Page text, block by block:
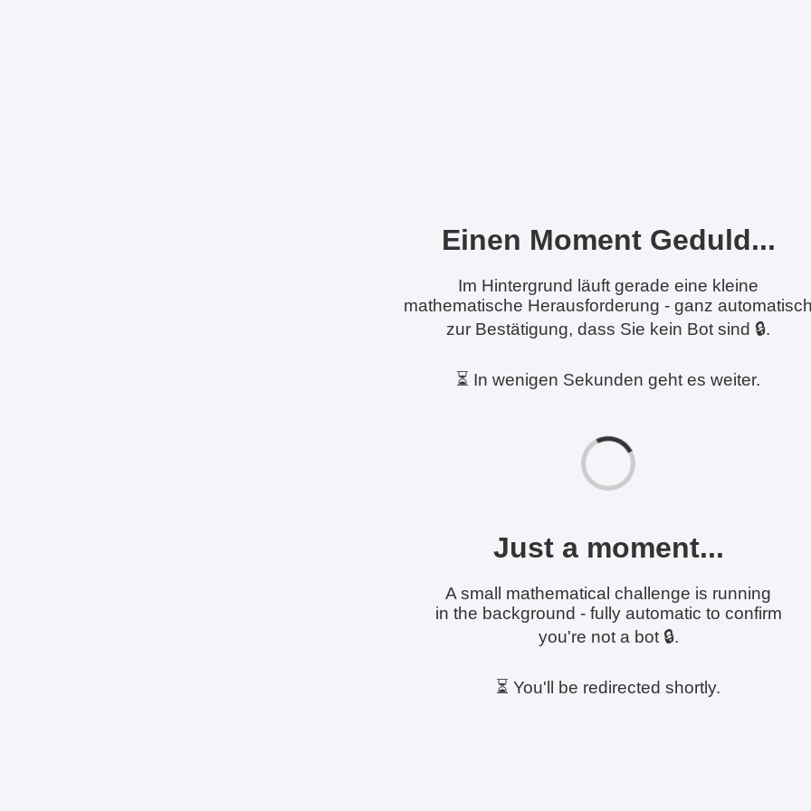
Einen Moment Geduld...
Im Hintergrund läuft gerade eine kleine
mathematische Herausforderung - ganz
zur Bestätigung, dass Sie kein Bot sind 🔒.
⏳ In wenigen Sekunden geht es weiter.
Just a moment...
A small mathematical challenge is running
in the background - fully automatic to confirm
you're not a bot 🔒.
⏳ You'll be redirected shortly.